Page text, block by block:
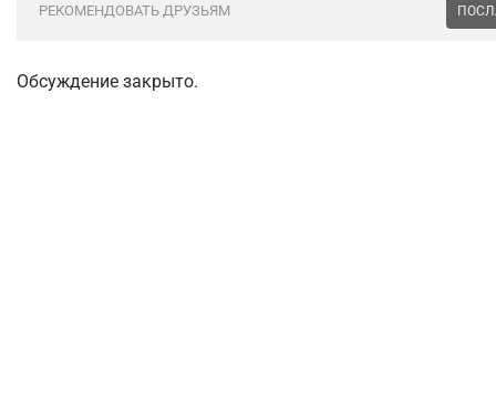
РЕКОМЕНДОВАТЬ ДРУЗЬЯМ
Обсуждение закрыто.